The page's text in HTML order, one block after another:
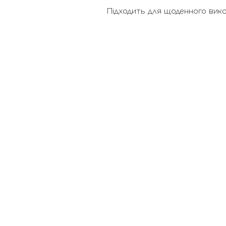
Підходить для щоденного